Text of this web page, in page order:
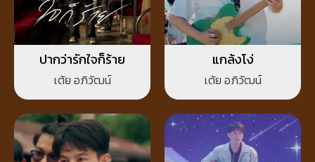
ปากว่ารักใจก็ร้าย
เต้ย อภิวัฒน์
แกล้งโง่
เต้ย อภิวัฒน์